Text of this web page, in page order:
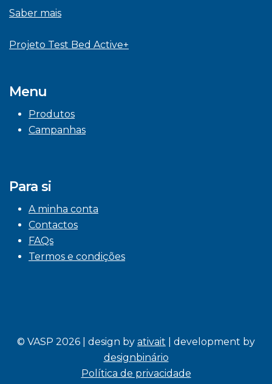
Saber mais
Projeto Test Bed Active+
Menu
Produtos
Campanhas
Para si
A minha conta
Contactos
FAQs
Termos e condições
© VASP 2026 | design by ativait | development by
designbinário
Política de privacidade